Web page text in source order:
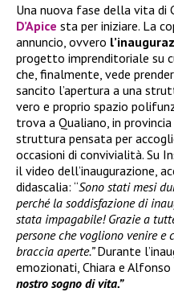
Una nuova fase della vita di
D’Apice sta per iniziare. La
annuncio, ovvero
progetto imprenditoriale su
che, finalmente, vede
sancito l’apertura a una
vero e proprio spazio
trova a Qualiano, in
struttura pensata per
occasioni di convivialità. Su
il video dell’inaugurazione,
didascalia: “Sono stati mesi
perché la soddisfazione di
stata impagabile! Grazie a
persone che vogliono venire e
braccia aperte.”Durante
emozionati, Chiara e
nostro sogno di vita.”